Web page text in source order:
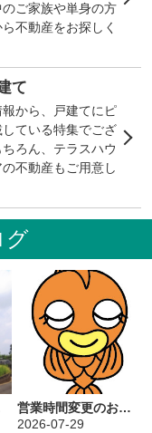
ご家族や単身の方
不動産をお探しく
て
から、戸建てにピ
ている特集でござ
ろん、テラスハウ
不動産もご用意し
グ
営業時間変更のお知らせ
2026-07-29